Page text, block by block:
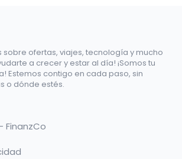
sobre ofertas, viajes, tecnología y mucho
a crecer y estar al día! ¡Somos tu
Estemos contigo en cada paso, sin
o dónde estés.
FinanzCo